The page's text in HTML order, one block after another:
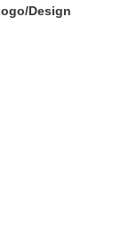
Design